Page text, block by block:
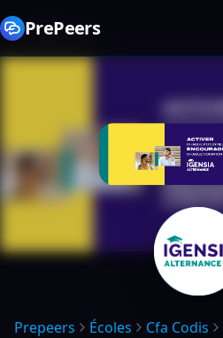
PrePeers
Prepeers Écoles Cfa Codis